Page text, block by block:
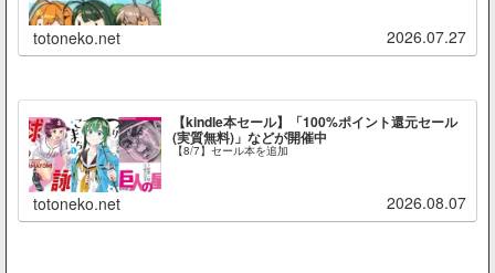
totoneko.net 2026.07.27
【kindle本セール】「100%ポイント還元セール
(実質無料)」などが開催中
【8/7】セール本を追加
totoneko.net 2026.08.07